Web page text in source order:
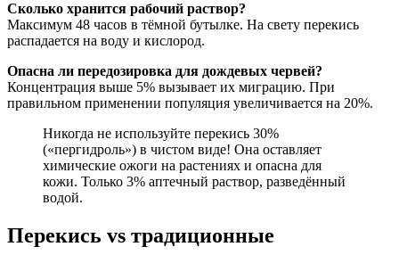
Сколько хранится рабочий раствор?
Максимум 48 часов в тёмной бутылке. На свету перекись
распадается на воду и кислород.
Опасна ли передозировка для дождевых червей?
Концентрация выше 5% вызывает их миграцию. При
правильном применении популяция увеличивается на 20%.
Никогда не используйте перекись 30%
(«пергидроль») в чистом виде! Она оставляет
химические ожоги на растениях и опасна для
кожи. Только 3% аптечный раствор, разведённый
водой.
Перекись vs традиционные